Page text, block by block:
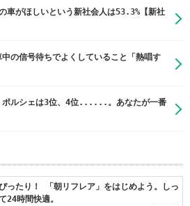
車がほしいという新社会人は53.3%【新社
の信号待ちでよくしていること「熱唱す
ポルシェは3位、4位......。あなたが一番
ったり！ 「朝リフレア」をはじめよう。しっ
24時間快適。